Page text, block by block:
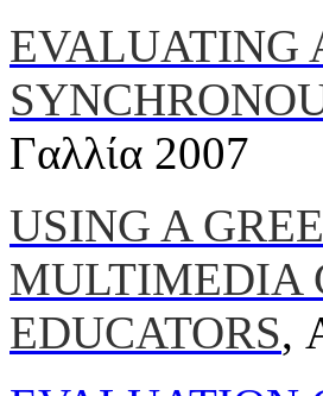
EVALUATING
Γαλλία 2007
USING A
MULTIMEDIA
EDUCATORS,